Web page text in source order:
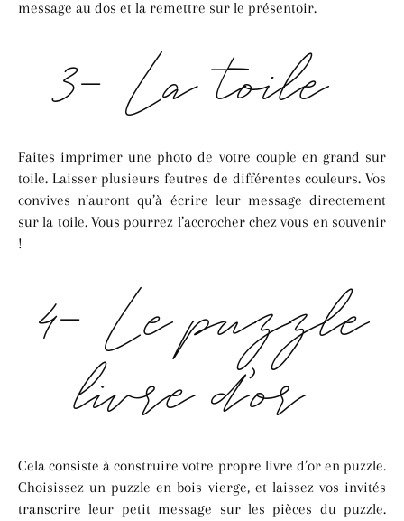
message au dos et la remettre sur le présentoir.
3- La toile
Faites imprimer une photo de votre couple en grand sur
toile. Laisser plusieurs feutres de différentes couleurs. Vos
convives n’auront qu’à écrire leur message directement
sur la toile. Vous pourrez l’accrocher chez vous en souvenir
!
4- Le puzzle
livre d’or
Cela consiste à construire votre propre livre d’or en puzzle.
Choisissez un puzzle en bois vierge, et laissez vos invités
transcrire leur petit message sur les pièces du puzzle.